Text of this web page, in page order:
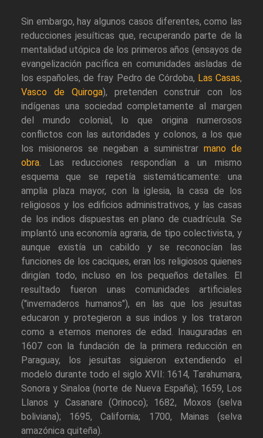
Sin embargo, hay algunos casos diferentes, como las
reducciones jesuíticas que, recuperando parte de la
mentalidad utópica de los primeros años (ensayos de
evangelización pacífica en comunidades aisladas de
los españoles, de fray Pedro de Córdoba, Las Casas,
Vasco de Quiroga), pretenden construir con los
indígenas una sociedad completamente al margen
del mundo colonial, lo que origina numerosos
conflictos con las autoridades y colonos, a los que
los misioneros se negaban a suministrar mano de
obra. Las reducciones respondían a un mismo
esquema que se repetía sistemáticamente: una
amplia plaza mayor, con la iglesia, la casa de los
religiosos y los edificios administrativos, y las casas
de los indios dispuestas en plano de cuadrícula. Se
implantó una economía agraria, de tipo colectivista, y
aunque existía un cabildo y se reconocían las
funciones de los caciques, eran los religiosos quienes
dirigían todo, incluso en los pequeños detalles. El
resultado fueron unas comunidades artificiales
("invernaderos humanos"), en las que los jesuitas
educaron y protegieron a sus indios y los trataron
como a eternos menores de edad. Inauguradas en
1607 con la fundación de la primera reducción en
Paraguay, los jesuitas siguieron extendiendo el
modelo durante todo el siglo XVII: 1614, Tarahumara,
Sonora y Sinaloa (norte de Nueva España); 1659, Los
Llanos y Casanare (Orinoco); 1682, Moxos (selva
boliviana); 1695, California; 1700, Mainas (selva
amazónica quiteña).